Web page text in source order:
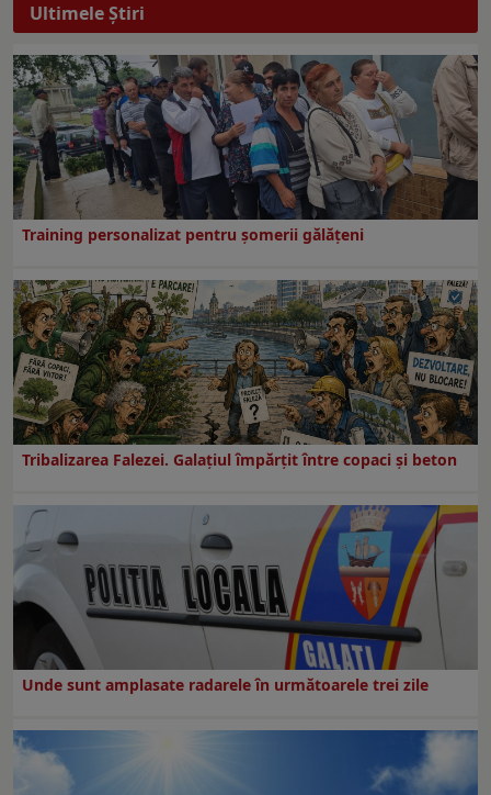
Ultimele Ştiri
Training personalizat pentru șomerii gălățeni
Tribalizarea Falezei. Galațiul împărțit între copaci și beton
Unde sunt amplasate radarele în următoarele trei zile